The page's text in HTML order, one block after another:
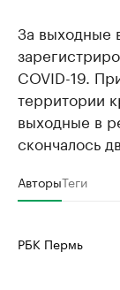
За выходные
COVID-19.
территории
выходные в
скончалось
АвторыТеги
РБК Пермь